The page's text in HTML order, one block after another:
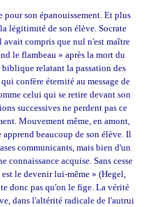
pour son épanouissement. Et plus
légitimité de son élève. Socrate
avait compris que nul n'est maître
le flambeau » après la mort du
relatant la passation des
confère éternité au message de
celui qui se retire devant son
successives ne perdent pas ce
Mouvement même, en amont,
beaucoup de son élève. Il
communicants, mais bien d'un
connaissance acquise. Sans cesse
le devenir lui-même » (Hegel,
donc pas qu'on le fige. La vérité
dans l'altérité radicale de l'autrui